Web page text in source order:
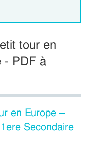
tour en
- PDF à
en Europe –
Secondaire